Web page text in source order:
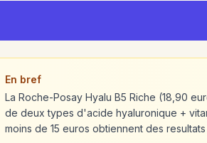
En bref
La Roche-Posay Hyalu B5 Riche (18,90
de deux types d'acide hyaluronique +
moins de 15 euros obtiennent des